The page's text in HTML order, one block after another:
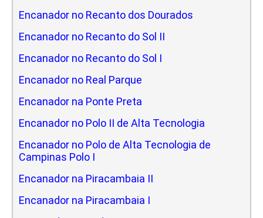
Encanador no Recanto dos Dourados
Encanador no Recanto do Sol II
Encanador no Recanto do Sol I
Encanador no Real Parque
Encanador na Ponte Preta
Encanador no Polo II de Alta Tecnologia
Encanador no Polo de Alta Tecnologia de
Campinas Polo I
Encanador na Piracambaia II
Encanador na Piracambaia I